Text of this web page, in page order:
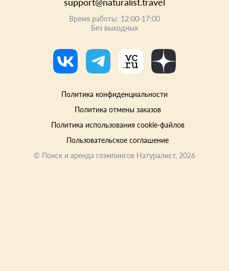
Время работы: 12:00-17:00
Без выходных
Политика конфиденциальности
Политика отмены заказов
Политика использования cookie-файлов
Пользовательское соглашение
© Поиск и аренда глэмпингов Натуралист, 2026